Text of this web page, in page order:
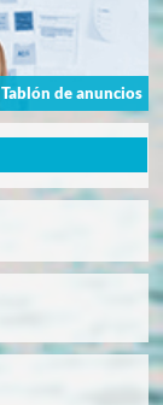
Tablón de anuncios